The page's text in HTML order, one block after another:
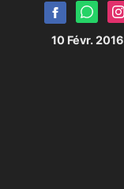
10 Févr. 2016